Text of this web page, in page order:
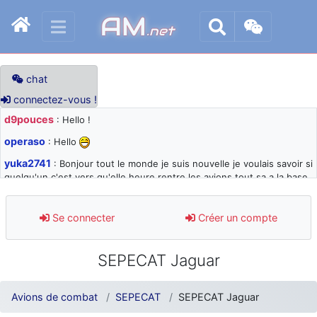
AM.net
chat
connectez-vous !
d9pouces : Hello !
operaso : Hello
yuka2741 : Bonjour tout le monde je suis nouvelle je voulais savoir si
quelqu'un c'est vers qu'elle heure rentre les avions tout sa a la base
d9pouces: désolé pour les quelques blocages du site ces derniers
jours : je teste des méthodes contre le spam et les bots trop nocifs
: Super, la nouvelle bannière
d9pouces
: je suis un avion@,._,+ > lesquels ? je ne suis pas sûr de
comprendre
Se connecter Créer un compte
SEPECAT Jaguar
Avions de combat SEPECAT SEPECAT Jaguar